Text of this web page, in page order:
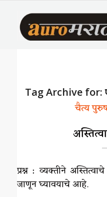
Tag Archive for:
चैत्य
प्रश्न : व्यक्तीने
जाणून घ्यावयाचे आहे.